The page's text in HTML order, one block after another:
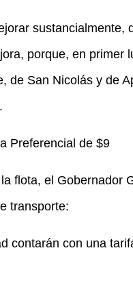
porque, en primer
de San Nicolás y de
Preferencial de $9
flota, el Gobernador
transporte:
contarán con una